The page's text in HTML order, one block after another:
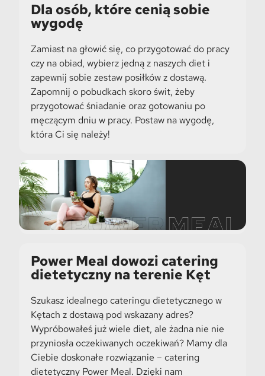
Dla osób, które cenią sobie
wygodę
Zamiast na głowić się, co przygotować do pracy
czy na obiad, wybierz jedną z naszych diet i
zapewnij sobie zestaw posiłków z dostawą.
Zapomnij o pobudkach skoro świt, żeby
przygotować śniadanie oraz gotowaniu po
męczącym dniu w pracy. Postaw na wygodę,
która Ci się należy!
Power Meal dowozi catering
dietetyczny na terenie Kęt
Szukasz idealnego cateringu dietetycznego w
Kętach z dostawą pod wskazany adres?
Wypróbowałeś już wiele diet, ale żadna nie nie
przyniosła oczekiwanych oczekiwań? Mamy dla
Ciebie doskonałe rozwiązanie – catering
dietetyczny Power Meal. Dzięki nam